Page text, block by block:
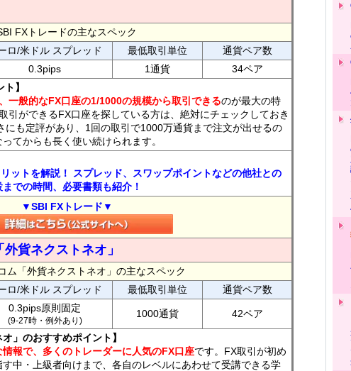
FXトレードの主なスペック
ロ/米ドル スプレッド 最低取引単位
通貨ペア数
0.3pips 1通貨
34ペア
】
一般的なFX口座の1/1000の規模から取引できるのが最大の特
引ができるFX口座を探している方は、絶対にチェックしておき
にも定評があり、1回の取引で1000万通貨まで注文が出せるの
てからも長く使い続けられます。
ットを解説！ スプレッド、スワップポイントなどの他社との
での時間、必要書類も紹介！
▼SBI FXトレード▼
貨ネクストネオ」
ム「外貨ネクストネオ」の主なスペック
ロ/米ドル スプレッド 最低取引単位
通貨ペア数
0.3pips原則固定
(9-27時・例外あり)
1000通貨 42ペア
」のおすすめポイント】
報で、多くのトレーダーに人気のFX口座です。FX取引が初め
中・上級者向けまで、各自のレベルにあわせて受講できる学